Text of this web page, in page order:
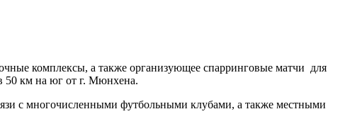
комплексы, а также организующее спарринговые матчи для
50 км на юг от г. Мюнхена.
с многочисленными футбольными клубами, а также местными